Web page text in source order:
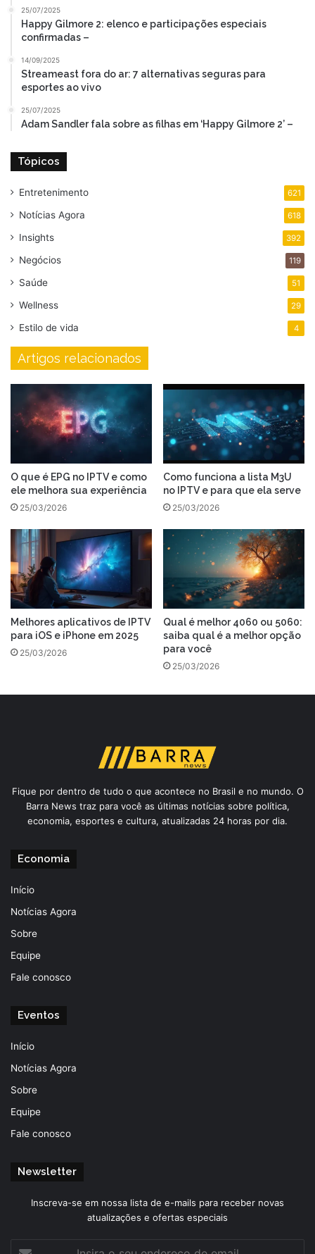
25/07/2025
Happy Gilmore 2: elenco e participações especiais
confirmadas –
14/09/2025
Streameast fora do ar: 7 alternativas seguras para
esportes ao vivo
25/07/2025
Adam Sandler fala sobre as filhas em ‘Happy Gilmore 2’ –
Tópicos
Entretenimento 621
Notícias Agora 618
Insights 392
Negócios 119
Saúde 51
Wellness 29
Estilo de vida 4
Artigos relacionados
O que é EPG no IPTV e como
ele melhora sua experiência
25/03/2026
Como funciona a lista M3U
no IPTV e para que ela serve
25/03/2026
Melhores aplicativos de IPTV
para iOS e iPhone em 2025
25/03/2026
Qual é melhor 4060 ou 5060:
saiba qual é a melhor opção
para você
25/03/2026
Fique por dentro de tudo o que acontece no Brasil e no mundo. O
Barra News traz para você as últimas notícias sobre política,
economia, esportes e cultura, atualizadas 24 horas por dia.
Economia
Início
Notícias Agora
Sobre
Equipe
Fale conosco
Eventos
Início
Notícias Agora
Sobre
Equipe
Fale conosco
Newsletter
Inscreva-se em nossa lista de e-mails para receber novas
atualizações e ofertas especiais